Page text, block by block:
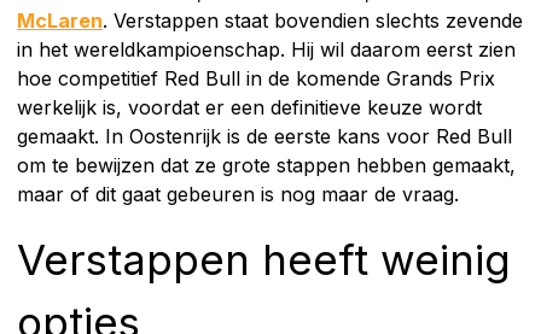
McLaren. Verstappen staat bovendien slechts zevende
in het wereldkampioenschap. Hij wil daarom eerst zien
hoe competitief Red Bull in de komende Grands Prix
werkelijk is, voordat er een definitieve keuze wordt
gemaakt. In Oostenrijk is de eerste kans voor Red Bull
om te bewijzen dat ze grote stappen hebben gemaakt,
maar of dit gaat gebeuren is nog maar de vraag.
Verstappen heeft weinig
opties